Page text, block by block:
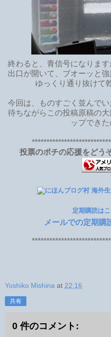
終わると、青信号になりま
出口が開いて、ブオーッと
ゆっくり通り抜けて
今回は、ものすごく並んで
待ちながらこの投稿原稿の
ップできた
投票のポチの応援をどう
定期購読は
メールでの定期購
Yoshiko Mishina at 22:16
共有
0 件のコメント: